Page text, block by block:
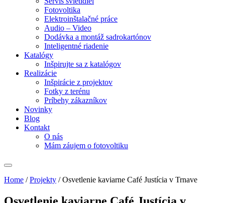
Fotovoltika
Elektroinštalačné práce
Audio – Video
Dodávka a montáž sadrokartónov
Inteligentné riadenie
Katalógy
Inšpirujte sa z katalógov
Realizácie
Inšpirácie z projektov
Fotky z terénu
Príbehy zákazníkov
Novinky
Blog
Kontakt
O nás
Mám záujem o fotovoltiku
Home /Projekty /Osvetlenie kaviarne Café Justícia v Trnave